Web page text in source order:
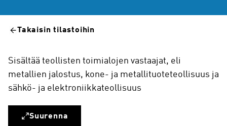
Takaisin tilastoihin
Sisältää teollisten toimialojen vastaajat, eli
metallien jalostus, kone- ja metallituoteteollisuus ja
sähkö- ja elektroniikkateollisuus
Suurenna